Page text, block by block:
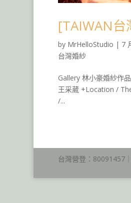
[TAIWAN台
by MrHelloStudio | 7
台灣婚紗
Gallery 林小豪婚紗作
王采葳 +Location /
/...
台灣營登：80091457